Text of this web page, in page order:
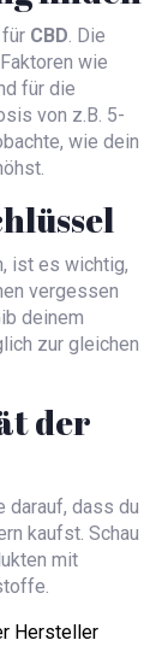
CBD. Die
wie
für die
von z.B. 5-
wie dein
ist es wichtig,
vergessen
deinem
zur gleichen
der
darauf, dass du
kaufst. Schau
mit
Hersteller